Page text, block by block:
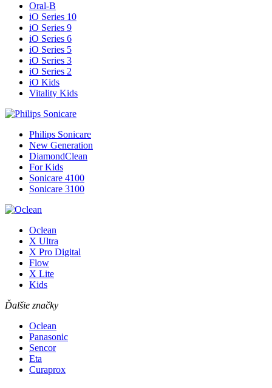
Oral-B
iO Series 10
iO Series 9
iO Series 6
iO Series 5
iO Series 3
iO Series 2
iO Kids
Vitality Kids
Philips Sonicare
New Generation
DiamondClean
For Kids
Sonicare 4100
Sonicare 3100
Oclean
X Ultra
X Pro Digital
Flow
X Lite
Kids
Ďalšie značky
Oclean
Panasonic
Sencor
Eta
Curaprox